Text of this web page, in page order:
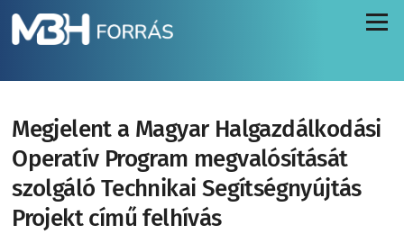
Menü
Megjelent a Magyar Halgazdálkodási
Operatív Program megvalósítását
szolgáló Technikai Segítségnyújtás
Projekt című felhívás